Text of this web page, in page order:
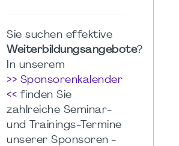
Sie suchen effektive
Weiterbildungsangebote?
In unserem
>> Sponsorenkalender
<< finden Sie
zahlreiche Seminar-
und Trainings-Termine
unserer Sponsoren -